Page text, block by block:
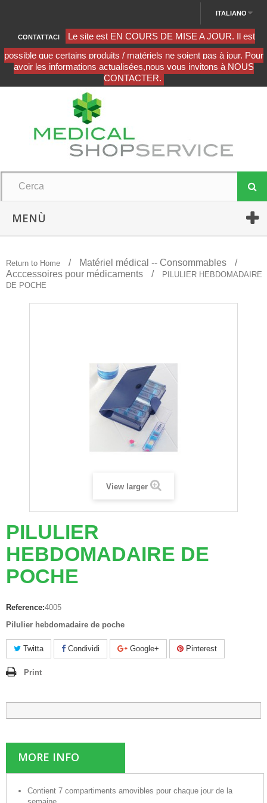
ITALIANO
CONTATTACI
MENÙ
Return to Home
Matériel médical -- Consommables
Acccessoires pour médicaments
PILULIER HEBDOMADAIRE
DE POCHE
View larger
PILULIER
HEBDOMADAIRE DE
POCHE
Reference:4005
Pilulier hebdomadaire de poche
Twitta Condividi Google+ Pinterest
Print
MORE INFO
Contient 7 compartiments amovibles pour chaque jour de la